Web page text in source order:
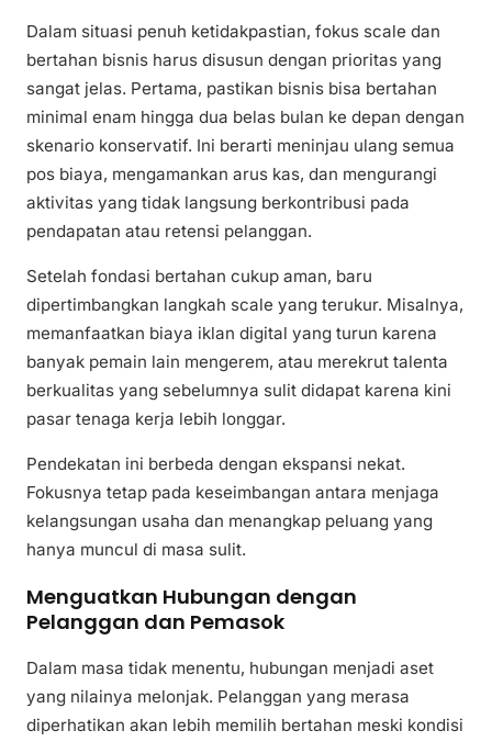
Dalam situasi penuh ketidakpastian, fokus scale dan
bertahan bisnis harus disusun dengan prioritas yang
sangat jelas. Pertama, pastikan bisnis bisa bertahan
minimal enam hingga dua belas bulan ke depan dengan
skenario konservatif. Ini berarti meninjau ulang semua
pos biaya, mengamankan arus kas, dan mengurangi
aktivitas yang tidak langsung berkontribusi pada
pendapatan atau retensi pelanggan.
Setelah fondasi bertahan cukup aman, baru
dipertimbangkan langkah scale yang terukur. Misalnya,
memanfaatkan biaya iklan digital yang turun karena
banyak pemain lain mengerem, atau merekrut talenta
berkualitas yang sebelumnya sulit didapat karena kini
pasar tenaga kerja lebih longgar.
Pendekatan ini berbeda dengan ekspansi nekat.
Fokusnya tetap pada keseimbangan antara menjaga
kelangsungan usaha dan menangkap peluang yang
hanya muncul di masa sulit.
Menguatkan Hubungan dengan
Pelanggan dan Pemasok
Dalam masa tidak menentu, hubungan menjadi aset
yang nilainya melonjak. Pelanggan yang merasa
diperhatikan akan lebih memilih bertahan meski kondisi